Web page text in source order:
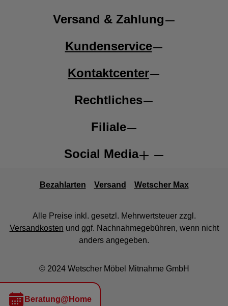
Versand & Zahlung
Kundenservice
Kontaktcenter
Rechtliches
Filiale
Social Media
Bezahlarten Versand Wetscher Max
Alle Preise inkl. gesetzl. Mehrwertsteuer zzgl.
Versandkosten und ggf. Nachnahmegebühren, wenn nicht
anders angegeben.
© 2024 Wetscher Möbel Mitnahme GmbH
Beratung@Home